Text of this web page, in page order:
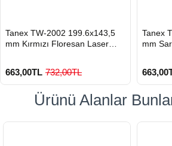
GÖNDERİ
Tanex TW-2002 199.6x143,5
mm Kırmızı Floresan Laser
663,00TL 732,00TL
Tanex
mm
Ürünü Alanlar